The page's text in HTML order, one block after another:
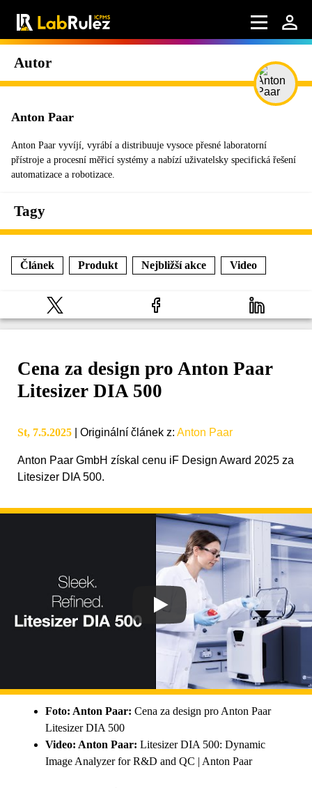
Autor
Anton Paar
Anton Paar vyvíjí, vyrábí a distribuuje vysoce přesné laboratorní
přístroje a procesní měřicí systémy a nabízí uživatelsky specifická řešení
automatizace a robotizace.
Tagy
Článek Produkt Nejbližší akce Video
Cena za design pro Anton Paar
Litesizer DIA 500
St, 7.5.2025 Originální článek z: Anton Paar
Anton Paar GmbH získal cenu iF Design Award 2025 za
Litesizer DIA 500.
Foto: Anton Paar: Cena za design pro Anton Paar
Litesizer DIA 500
Video: Anton Paar: Litesizer DIA 500: Dynamic
Image Analyzer for R&D and QC | Anton Paar